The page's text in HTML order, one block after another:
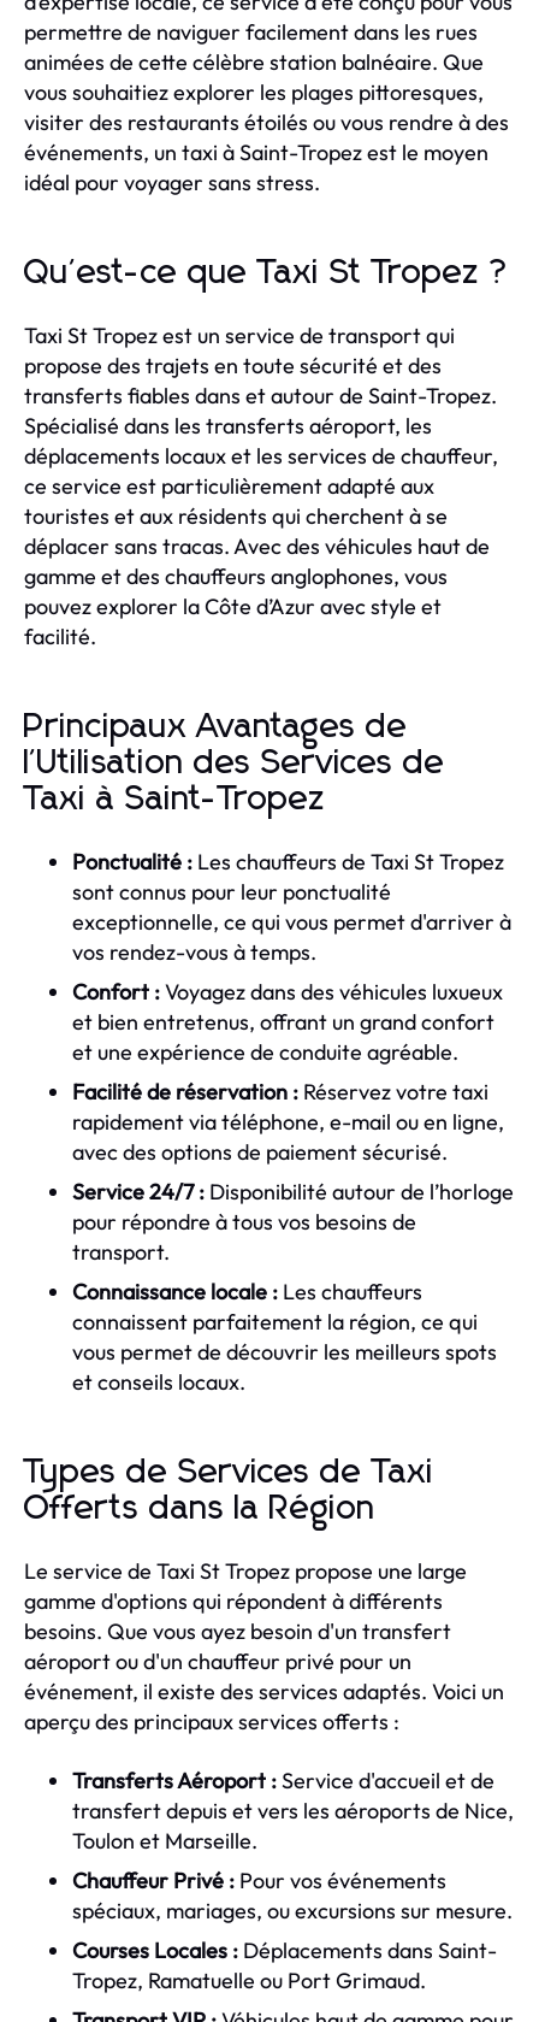
permettre de naviguer facilement dans les rues
animées de cette célèbre station balnéaire. Que
vous souhaitiez explorer les plages pittoresques,
visiter des restaurants étoilés ou vous rendre à des
événements, un taxi à Saint-Tropez est le moyen
idéal pour voyager sans stress.
Qu'est-ce que Taxi St Tropez ?
Taxi St Tropez est un service de transport qui
propose des trajets en toute sécurité et des
transferts fiables dans et autour de Saint-Tropez.
Spécialisé dans les transferts aéroport, les
déplacements locaux et les services de chauffeur,
ce service est particulièrement adapté aux
touristes et aux résidents qui cherchent à se
déplacer sans tracas. Avec des véhicules haut de
gamme et des chauffeurs anglophones, vous
pouvez explorer la Côte d’Azur avec style et
facilité.
Principaux Avantages de
l'Utilisation des Services de
Taxi à Saint-Tropez
Ponctualité : Les chauffeurs de Taxi St Tropez
sont connus pour leur ponctualité
exceptionnelle, ce qui vous permet d'arriver à
vos rendez-vous à temps.
Confort :Voyagez dans des véhicules luxueux
et bien entretenus, offrant un grand confort
et une expérience de conduite agréable.
Facilité de réservation : Réservez votre taxi
rapidement via téléphone, e-mail ou en ligne,
avec des options de paiement sécurisé.
Service 24/7 : Disponibilité autour de l’horloge
pour répondre à tous vos besoins de
transport.
Connaissance locale : Les chauffeurs
connaissent parfaitement la région, ce qui
vous permet de découvrir les meilleurs spots
et conseils locaux.
Types de Services de Taxi
Offerts dans la Région
Le service de Taxi St Tropez propose une large
gamme d'options qui répondent à différents
besoins. Que vous ayez besoin d'un transfert
aéroport ou d'un chauffeur privé pour un
événement, il existe des services adaptés. Voici un
aperçu des principaux services offerts :
Transferts Aéroport :Service d'accueil et de
transfert depuis et vers les aéroports de Nice,
Toulon et Marseille.
Chauffeur Privé : Pour vos événements
spéciaux, mariages, ou excursions sur mesure.
Courses Locales : Déplacements dans Saint-
Tropez, Ramatuelle ou Port Grimaud.